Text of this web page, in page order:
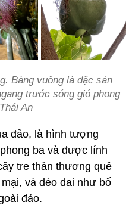
Bàng vuông là đặc sản
trước sóng gió phong
An
đảo, là hình tượng
ba và được lính
tre thân thương quê
và dẻo dai như bố
đảo.